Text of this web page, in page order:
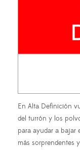
En Alta Definición
del turrón y los
para ayudar a bajar
más sorprendentes